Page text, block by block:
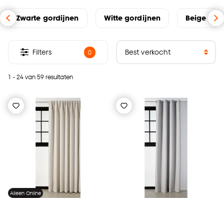
Zwarte gordijnen Witte gordijnen Beige
1 - 24 van 59 resultaten
Filters 0
Alleen Online